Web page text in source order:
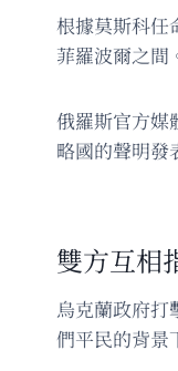
根據莫斯科任
菲羅波爾之間
俄羅斯官方媒
略國的聲明發
雙方互相
烏克蘭政府
們平民的背景